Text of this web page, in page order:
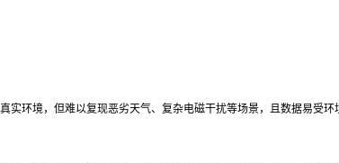
环境，但难以复现恶劣天气、复杂电磁干扰等场景，且数据易受